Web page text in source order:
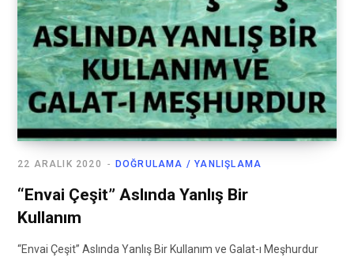
DOĞRULAMA / YANLIŞLAMA
22 ARALIK 2020
“Envai Çeşit” Aslında Yanlış Bir
Kullanım
“Envai Çeşit” Aslında Yanlış Bir Kullanım ve Galat-ı Meşhurdur